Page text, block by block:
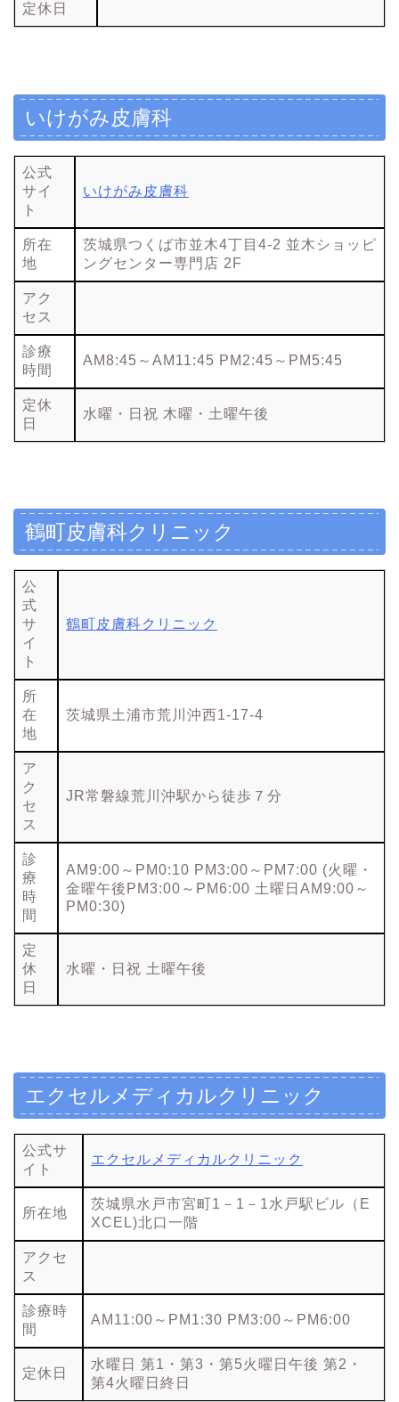
定休日
いけがみ皮膚科
公式
サイ
ト
いけがみ皮膚科
所在
地
茨城県つくば市並木4丁目4-2 並木ショッピ
ングセンター専門店 2F
アク
セス
診療
時間
AM8:45～AM11:45 PM2:45～PM5:45
定休
日
水曜・日祝 木曜・土曜午後
鶴町皮膚科クリニック
公
式
サ
イ
ト
鶴町皮膚科クリニック
所
在
地
茨城県土浦市荒川沖西1-17-4
ア
ク
セ
ス
JR常磐線荒川沖駅から徒歩７分
診
療
時
間
AM9:00～PM0:10 PM3:00～PM7:00 (火曜・
金曜午後PM3:00～PM6:00 土曜日AM9:00～
PM0:30)
定
休
日
水曜・日祝 土曜午後
エクセルメディカルクリニック
公式サ
イト
エクセルメディカルクリニック
所在地
茨城県水戸市宮町1－1－1水戸駅ビル（E
XCEL)北口一階
アクセ
ス
診療時
間
AM11:00～PM1:30 PM3:00～PM6:00
定休日
水曜日 第1・第3・第5火曜日午後 第2・
第4火曜日終日